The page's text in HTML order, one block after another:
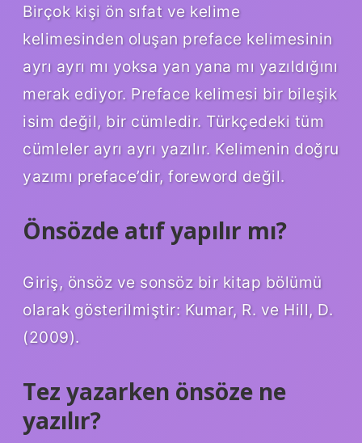
Birçok kişi ön sıfat ve kelime
kelimesinden oluşan preface kelimesinin
ayrı ayrı mı yoksa yan yana mı yazıldığını
merak ediyor. Preface kelimesi bir bileşik
isim değil, bir cümledir. Türkçedeki tüm
cümleler ayrı ayrı yazılır. Kelimenin doğru
yazımı preface’dir, foreword değil.
Önsözde atıf yapılır mı?
Giriş, önsöz ve sonsöz bir kitap bölümü
olarak gösterilmiştir: Kumar, R. ve Hill, D.
(2009).
Tez yazarken önsöze ne
yazılır?